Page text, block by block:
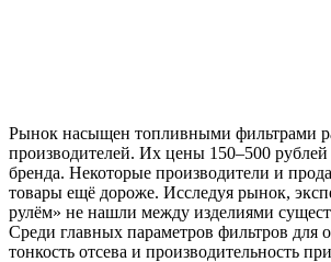
Рынок насыщен топливными фильтрами
производителей. Их цены 150–500 рублей
бренда. Некоторые производители и
товары ещё дороже. Исследуя рынок,
рулём» не нашли между изделиями
Среди главных параметров фильтров для
тонкость отсева и производительность